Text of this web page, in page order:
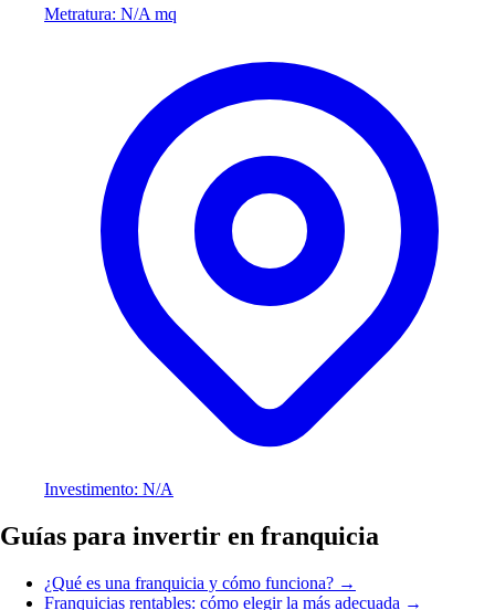
Metratura: N/A mq
Investimento: N/A
Guías para invertir en franquicia
¿Qué es una franquicia y cómo funciona? →
Franquicias rentables: cómo elegir la más adecuada →